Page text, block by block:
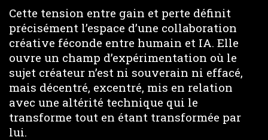
Cette tension entre gain et perte définit
précisément l’espace d’une collaboration
créative féconde entre humain et IA. Elle
ouvre un champ d’expérimentation où le
sujet créateur n’est ni souverain ni effacé,
mais décentré, excentré, mis en relation
avec une altérité technique qui le
transforme tout en étant transformée par
lui.